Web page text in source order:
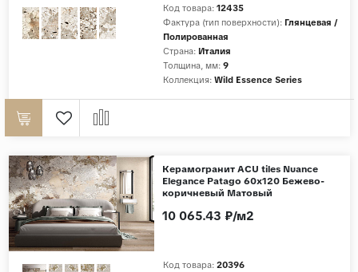
Код товара: 12435
Фактура (тип поверхности): Глянцевая /
Полированная
Страна: Италия
Толщина, мм: 9
Коллекция: Wild Essence Series
Керамогранит ACU tiles Nuance
Elegance Patago 60x120 Бежево-
коричневый Матовый
Код товара: 20396
10 065.43 ₽/м2